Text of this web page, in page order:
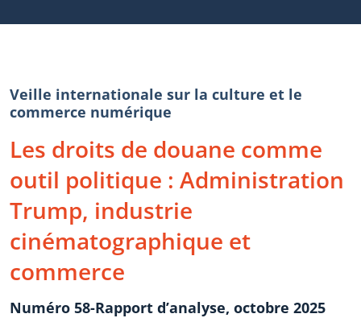
Veille internationale sur la culture et le
commerce numérique
Les droits de douane comme
outil politique : Administration
Trump, industrie
cinématographique et
commerce
Numéro 58-Rapport d’analyse, octobre 2025